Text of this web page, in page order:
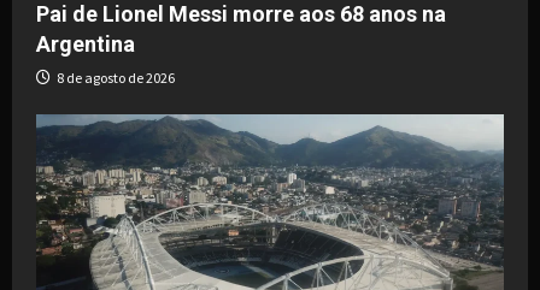
Pai de Lionel Messi morre aos 68 anos na
Argentina
8 de agosto de 2026